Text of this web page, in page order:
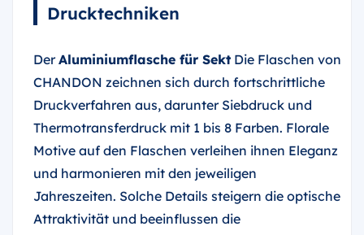
Drucktechniken
DerAluminiumflasche für Sekt Die Flaschen von
CHANDON zeichnen sich durch fortschrittliche
Druckverfahren aus, darunter Siebdruck und
Thermotransferdruck mit 1 bis 8 Farben. Florale
Motive auf den Flaschen verleihen ihnen Eleganz
und harmonieren mit den jeweiligen
Jahreszeiten. Solche Details steigern die optische
Attraktivität und beeinflussen die